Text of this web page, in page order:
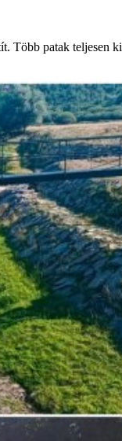
Több patak